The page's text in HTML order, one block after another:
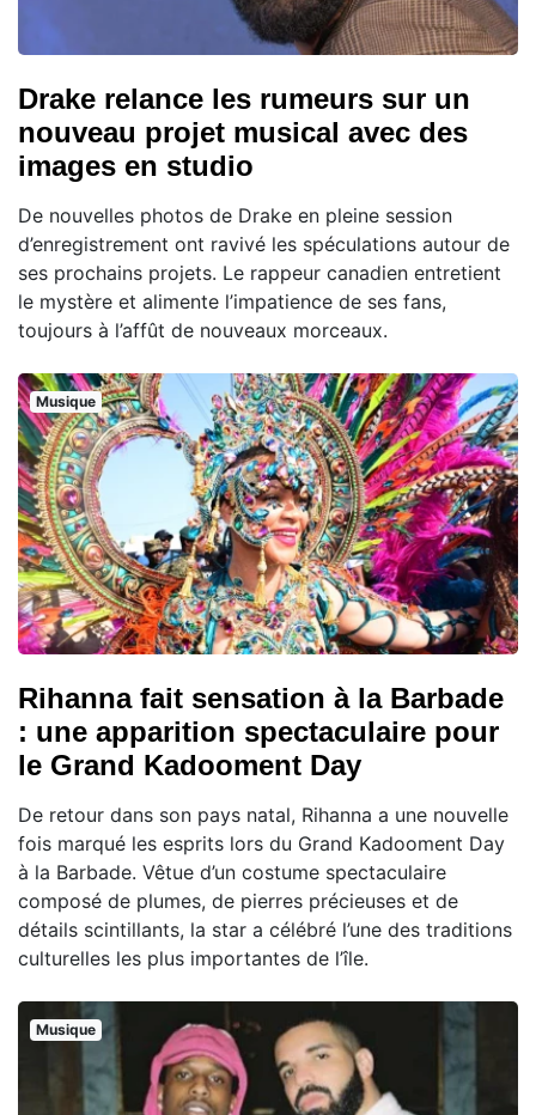
Drake relance les rumeurs sur un
nouveau projet musical avec des
images en studio
De nouvelles photos de Drake en pleine session
d’enregistrement ont ravivé les spéculations autour de
ses prochains projets. Le rappeur canadien entretient
le mystère et alimente l’impatience de ses fans,
toujours à l’affût de nouveaux morceaux.
Musique
Rihanna fait sensation à la Barbade
: une apparition spectaculaire pour
le Grand Kadooment Day
De retour dans son pays natal, Rihanna a une nouvelle
fois marqué les esprits lors du Grand Kadooment Day
à la Barbade. Vêtue d’un costume spectaculaire
composé de plumes, de pierres précieuses et de
détails scintillants, la star a célébré l’une des traditions
culturelles les plus importantes de l’île.
Musique